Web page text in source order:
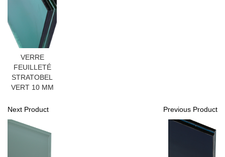
VERRE
FEUILLETÉ
STRATOBEL
VERT 10 MM
Next Product Previous Product